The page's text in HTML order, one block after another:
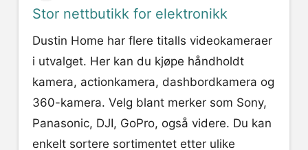
Stor nettbutikk for elektronikk
Dustin Home har flere titalls videokameraer
i utvalget. Her kan du kjøpe håndholdt
kamera, actionkamera, dashbordkamera og
360-kamera. Velg blant merker som Sony,
Panasonic, DJI, GoPro, også videre. Du kan
enkelt sortere sortimentet etter ulike